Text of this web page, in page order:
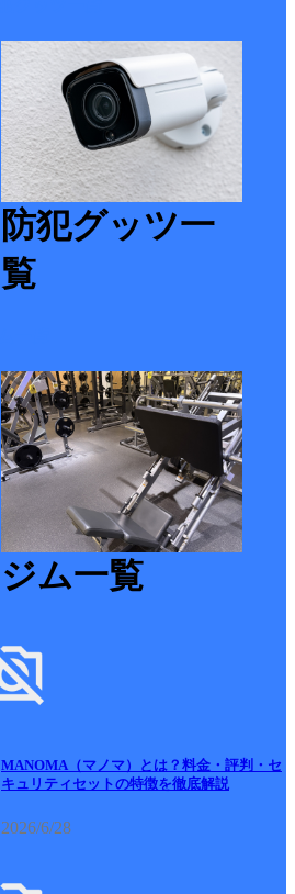
防犯グッツ一
覧
ジム一覧
MANOMA（マノマ）とは？料金・評判・セ
キュリティセットの特徴を徹底解説
2026/6/28